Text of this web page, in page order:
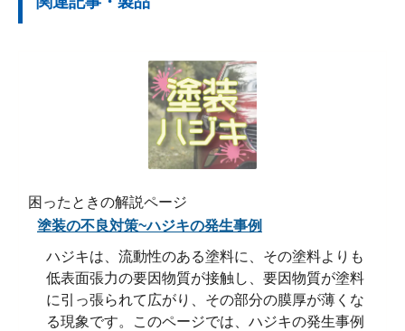
困ったときの解説ページ
塗装の不良対策~ハジキの発生事例
ハジキは、流動性のある塗料に、その塗料よりも
低表面張力の要因物質が接触し、要因物質が塗料
に引っ張られて広がり、その部分の膜厚が薄くな
る現象です。このページでは、ハジキの発生事例